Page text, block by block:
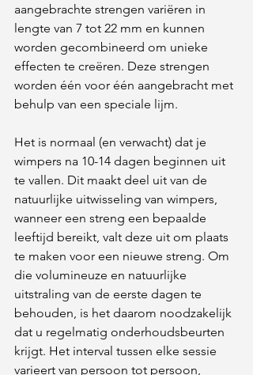
aangebrachte strengen variëren in
lengte van 7 tot 22 mm en kunnen
worden gecombineerd om unieke
effecten te creëren. Deze strengen
worden één voor één aangebracht met
behulp van een speciale lijm.
Het is normaal (en verwacht) dat je
wimpers na 10-14 dagen beginnen uit
te vallen. Dit maakt deel uit van de
natuurlijke uitwisseling van wimpers,
wanneer een streng een bepaalde
leeftijd bereikt, valt deze uit om plaats
te maken voor een nieuwe streng. Om
die volumineuze en natuurlijke
uitstraling van de eerste dagen te
behouden, is het daarom noodzakelijk
dat u regelmatig onderhoudsbeurten
krijgt. Het interval tussen elke sessie
varieert van persoon tot persoon,